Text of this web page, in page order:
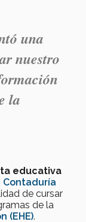
una
nuestro
la
educativa
Contaduría
de cursar
de la
(EHE).